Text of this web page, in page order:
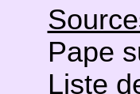
Pape
Liste